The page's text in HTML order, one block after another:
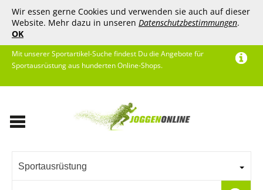
Wir essen gerne Cookies und verwenden sie auch auf dieser
Website. Mehr dazu in unseren Datenschutzbestimmungen.
OK
Mit unserer Sportartikel-Suche findest Du die Angebote für
Sportausrüstung aus hunderten Online-Shops.
Sportausrüstung